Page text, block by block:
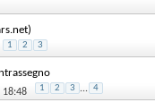
1 2 3
18:48 1 2 3 ... 4